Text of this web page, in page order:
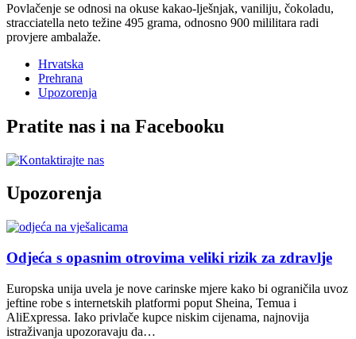
Povlačenje se odnosi na okuse kakao-lješnjak, vaniliju, čokoladu,
stracciatella neto težine 495 grama, odnosno 900 mililitara radi
provjere ambalaže.
Hrvatska
Prehrana
Upozorenja
Pratite nas i na Facebooku
Upozorenja
Odjeća s opasnim otrovima veliki rizik za zdravlje
Europska unija uvela je nove carinske mjere kako bi ograničila uvoz
jeftine robe s internetskih platformi poput Sheina, Temua i
AliExpressa. Iako privlače kupce niskim cijenama, najnovija
istraživanja upozoravaju da…